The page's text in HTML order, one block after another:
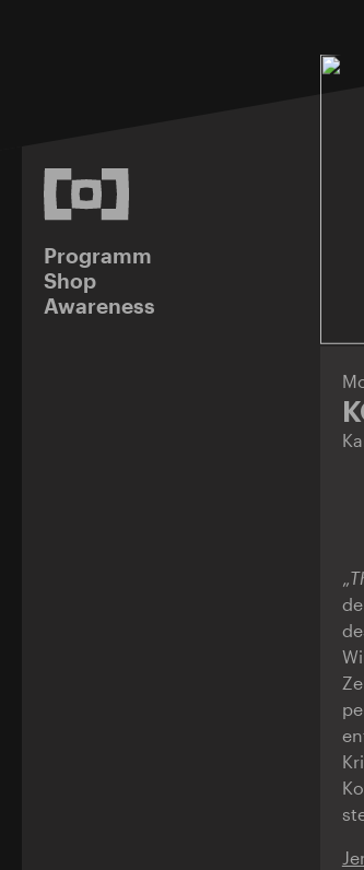
Programm
Shop
Awareness
„